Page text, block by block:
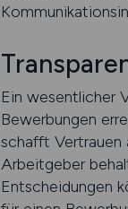
Ein wesentlicher
Bewerbungen
schafft Vertrauen
Arbeitgeber
Entscheidungen